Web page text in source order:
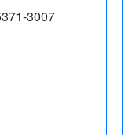
3007